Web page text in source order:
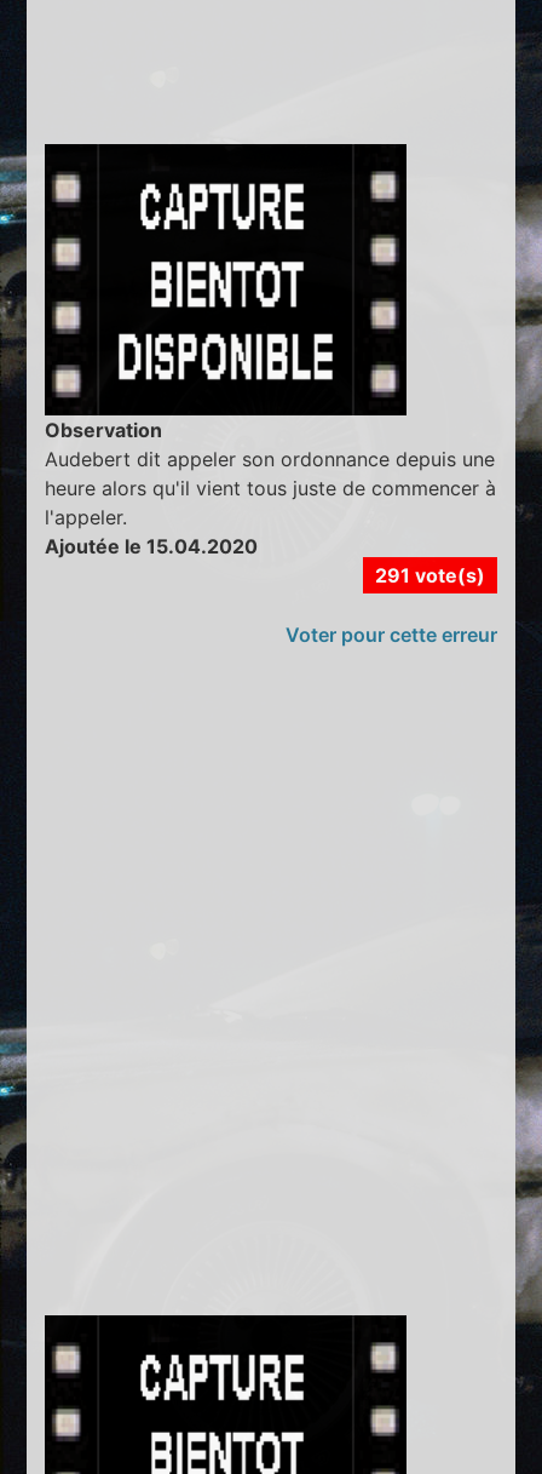
Observation
Audebert dit appeler son ordonnance depuis une
heure alors qu'il vient tous juste de commencer à
l'appeler.
Ajoutée le 15.04.2020
291 vote(s)
Voter pour cette erreur